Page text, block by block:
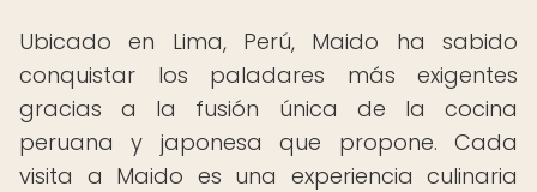
Ubicado en Lima, Perú, Maido ha sabido
conquistar los paladares más exigentes
gracias a la fusión única de la cocina
peruana y japonesa que propone. Cada
visita a Maido es una experiencia culinaria